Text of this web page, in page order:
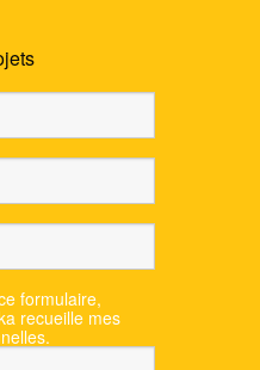
formulaire,
recueille mes